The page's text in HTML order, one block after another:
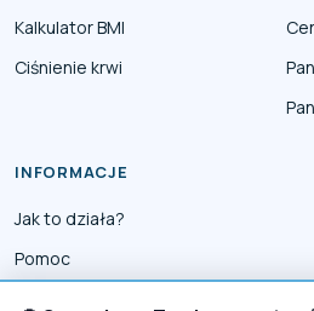
Kalkulator BMI
Ciśnienie krwi
INFORMACJE
Jak to działa?
Pomoc